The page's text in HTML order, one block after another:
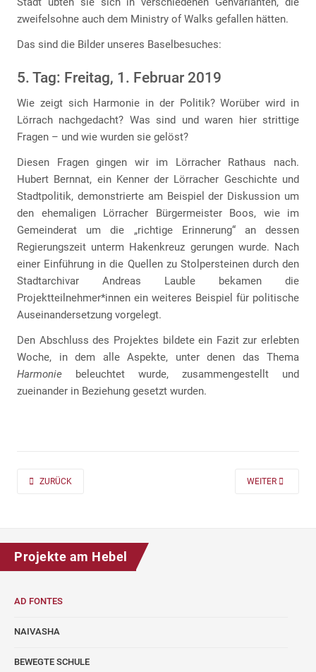
zweifelsohne auch dem Ministry of Walks gefallen hätten.
Das sind die Bilder unseres Baselbesuches:
5. Tag: Freitag, 1. Februar 2019
Wie zeigt sich Harmonie in der Politik? Worüber wird in
Lörrach nachgedacht? Was sind und waren hier strittige
Fragen – und wie wurden sie gelöst?
Diesen Fragen gingen wir im Lörracher Rathaus nach.
Hubert Bernnat, ein Kenner der Lörracher Geschichte und
Stadtpolitik, demonstrierte am Beispiel der Diskussion um
den ehemaligen Lörracher Bürgermeister Boos, wie im
Gemeinderat um die „richtige Erinnerung“ an dessen
Regierungszeit unterm Hakenkreuz gerungen wurde. Nach
einer Einführung in die Quellen zu Stolpersteinen durch den
Stadtarchivar Andreas Lauble bekamen die
Projektteilnehmer*innen ein weiteres Beispiel für politische
Auseinandersetzung vorgelegt.
Den Abschluss des Projektes bildete ein Fazit zur erlebten
Woche, in dem alle Aspekte, unter denen das Thema
Harmonie beleuchtet wurde, zusammengestellt und
zueinander in Beziehung gesetzt wurden.
PREVIOUS ARTICLE: AD FONTES 2019/20 „MASS“ FÜR DIE KLASSEN 7
ZURÜCK NEXT ARTICLE:
WEITER
Projekte am Hebel
AD FONTES
NAIVASHA
BEWEGTE SCHULE